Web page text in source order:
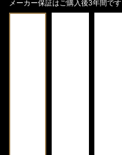
メーカー保証はご購入後3年間です